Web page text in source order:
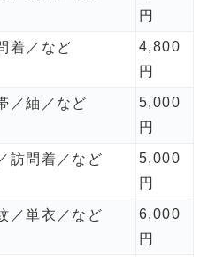
円
着／など
4,800
円
／紬／など
5,000
円
訪問着／など
5,000
円
／単衣／など
6,000
円